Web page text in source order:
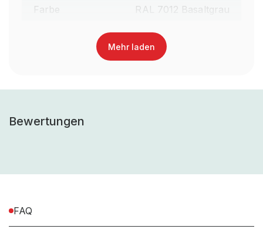
Farbe RAL 7012 Basaltgrau
teilmontiert, zerlegt)
Mehr laden
Bewertungen
FAQ